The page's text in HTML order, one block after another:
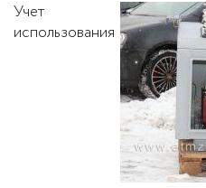
Учет
использования